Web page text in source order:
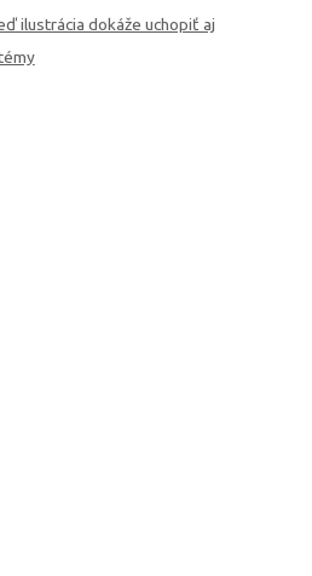
ilustrácia dokáže uchopiť aj